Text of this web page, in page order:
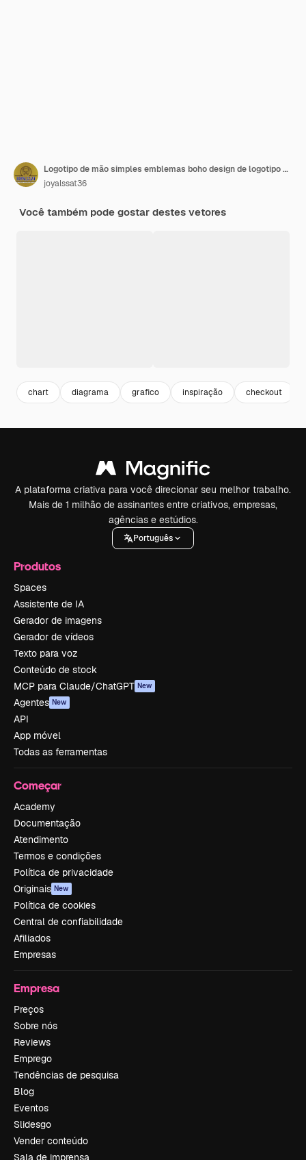
Logotipo de mão simples emblemas boho design de logotipo esotérico toque feminino mágico cristais delicados
joyalssat36
Você também pode gostar destes vetores
chart diagrama grafico inspiração checkout
A plataforma criativa para você direcionar seu melhor trabalho.
Mais de 1 milhão de assinantes entre criativos, empresas,
agências e estúdios.
Português
Produtos
Spaces
Assistente de IA
Gerador de imagens
Gerador de vídeos
Texto para voz
Conteúdo de stock
MCP para Claude/ChatGPT New
Agentes New
API
App móvel
Todas as ferramentas
Começar
Academy
Documentação
Atendimento
Termos e condições
Política de privacidade
Originais New
Política de cookies
Central de confiabilidade
Afiliados
Empresas
Empresa
Preços
Sobre nós
Reviews
Emprego
Tendências de pesquisa
Blog
Eventos
Slidesgo
Vender conteúdo
Sala de imprensa